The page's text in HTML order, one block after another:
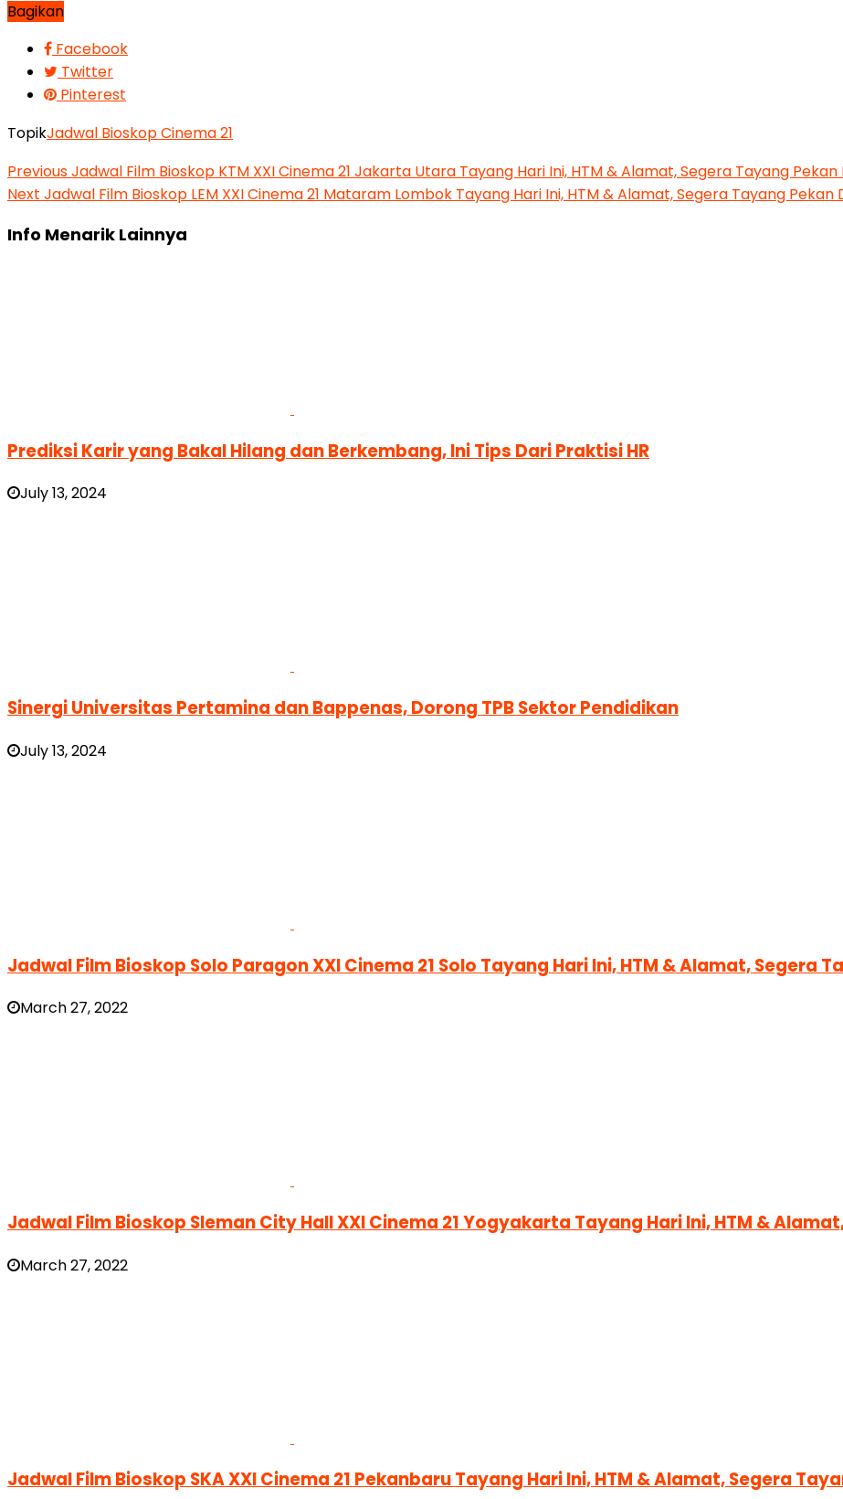
Bagikan
Facebook
Twitter
Pinterest
TopikJadwal Bioskop Cinema 21
PreviousJadwal Film Bioskop KTM XXI Cinema 21 Jakarta Utara Tayang Hari Ini, HTM & Alamat, Segera Tayang
Next Jadwal Film Bioskop LEM XXI Cinema 21 Mataram Lombok Tayang Hari Ini, HTM & Alamat, Segera Tayang Pekan
Info Menarik Lainnya
Prediksi Karir yang Bakal Hilang dan Berkembang, Ini Tips Dari Praktisi HR
July 13, 2024
Sinergi Universitas Pertamina dan Bappenas, Dorong TPB Sektor Pendidikan
July 13, 2024
Jadwal Film Bioskop Solo Paragon XXI Cinema 21 Solo Tayang Hari Ini, HTM & Alamat, Segera
March 27, 2022
Jadwal Film Bioskop Sleman City Hall XXI Cinema 21 Yogyakarta Tayang Hari Ini, HTM &
March 27, 2022
Jadwal Film Bioskop SKA XXI Cinema 21 Pekanbaru Tayang Hari Ini, HTM & Alamat, Segera